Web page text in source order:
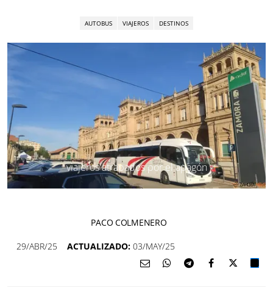
AUTOBUS VIAJEROS DESTINOS
viajeros atrapados por el apagón
PACO COLMENERO
29/ABR/25 ACTUALIZADO: 03/MAY/25